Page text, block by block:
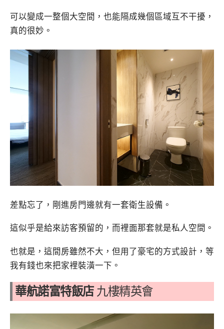
可以變成一整個大空間，也能隔成幾個區域互不干擾，
真的很妙。
差點忘了，剛進房門邊就有一套衛生設備。
這似乎是給來訪客預留的，而裡面那套就是私人空間。
也就是，這間房雖然不大，但用了豪宅的方式設計，等
我有錢也來把家裡裝潢一下。
華航諾富特飯店 九樓精英會